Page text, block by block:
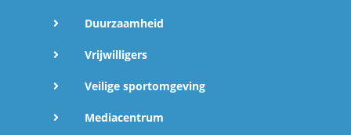
Duurzaamheid
Vrijwilligers
Veilige sportomgeving
Mediacentrum